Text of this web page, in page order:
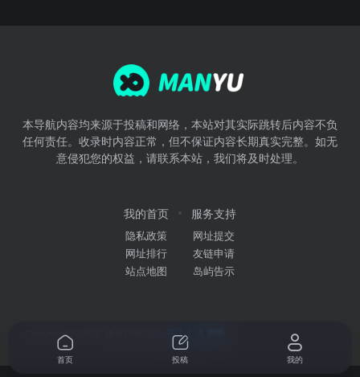
本导航内容均来源于投稿和网络，本站对其实际跳转后内容不负
任何责任。收录时内容正常，但不保证内容长期真实完整。如无
意侵犯您的权益，请联系本站，我们将及时处理。
我的首页
隐私政策
网址排行
站点地图
服务支持
网址提交
友链申请
岛屿告示
Copyright © 2026
首页 投稿 我的